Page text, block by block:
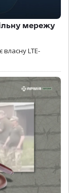
мережу
LTE-